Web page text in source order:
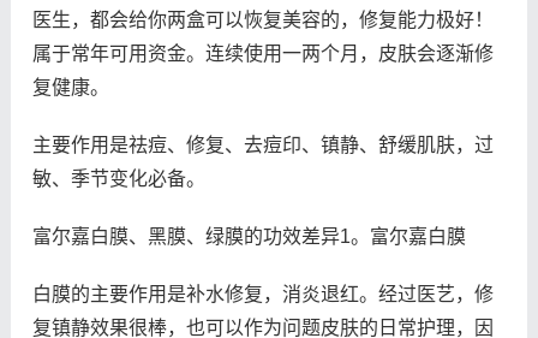
医生，都会给你两盒可以恢复美容的，修复能力极好！
属于常年可用资金。连续使用一两个月，皮肤会逐渐修
复健康。
主要作用是祛痘、修复、去痘印、镇静、舒缓肌肤，过
敏、季节变化必备。
富尔嘉白膜、黑膜、绿膜的功效差异1。富尔嘉白膜
白膜的主要作用是补水修复，消炎退红。经过医艺，修
复镇静效果很棒，也可以作为问题皮肤的日常护理，因